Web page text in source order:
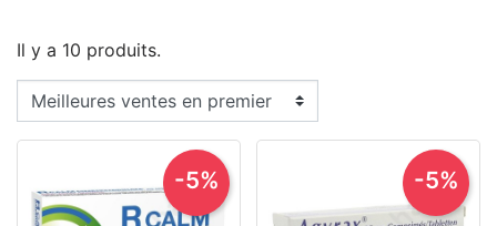
Il y a 10 produits.
-5% -5%